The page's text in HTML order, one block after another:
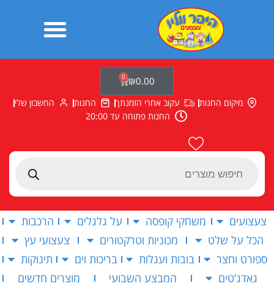
Products
₪0.00
0
עגלת
קניות
מיקום החנות עקוב אחרי הזמנתך החנות
החשבון שלי
החנות פתוחה עד 20:00
צעצועים משחקי קופסה על גלגלים
הרכבות
הכל על שלט
מכוניות וטרקטורים
צעצועי עץ
ספורט וחצר
בובות ועגלות בריכות וים
תינוקות
גאדג’טים
המבצע השבועי
מוצרים חדשים